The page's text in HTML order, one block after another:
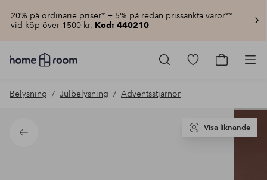
20% på ordinarie priser* + 5% på redan prissänkta varor**
vid köp över 1500 kr. Kod: 440210
Homeroom
–
hemmet
pris
Gå
Gå
Belysning Julbelysning Adventsstjärnor
Tillbaka
Visa liknande